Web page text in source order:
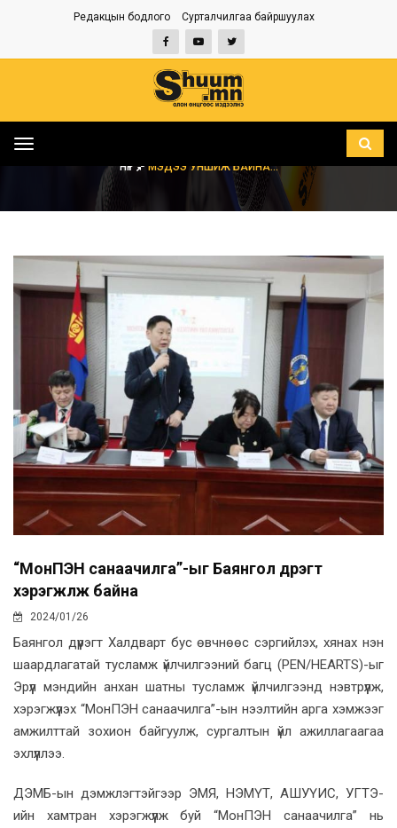
Редакцын бодлого Сурталчилгаа байршуулах
Toggle
НҮҮР МЭДЭЭ УНШИЖ БАЙНА...
“МонПЭН санаачилга”-ыг Баянгол дүүрэгт
хэрэгжүүлж байна
2024/01/26
Баянгол дүүрэгт Халдварт бус өвчнөөс сэргийлэх, хянах нэн
шаардлагатай тусламж үйлчилгээний багц (PEN/HEARTS)-ыг
Эрүүл мэндийн анхан шатны тусламж үйлчилгээнд нэвтрүүлж,
хэрэгжүүлэх “МонПЭН санаачилга”-ын нээлтийн арга хэмжээг
амжилттай зохион байгуулж, сургалтын үйл ажиллагаагаа
эхлүүллээ.
ДЭМБ-ын дэмжлэгтэйгээр ЭМЯ, НЭМҮТ, АШУҮИС, УГТЭ-
ийн хамтран хэрэгжүүлж буй “МонПЭН санаачилга” нь